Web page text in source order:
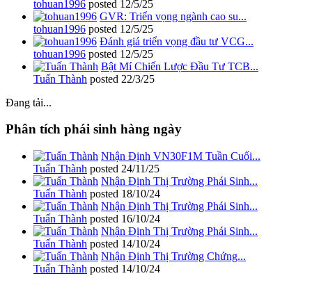
tohuan1996 posted 12/5/25
GVR: Triển vọng ngành cao su...
tohuan1996 posted 12/5/25
Đánh giá triển vọng đầu tư VCG...
tohuan1996 posted 12/5/25
Bật Mí Chiến Lược Đầu Tư TCB...
Tuấn Thành posted 22/3/25
Đang tải...
Phân tích phái sinh hàng ngày
Nhận Định VN30F1M Tuần Cuối...
Tuấn Thành posted 24/11/25
Nhận Định Thị Trường Phái Sinh...
Tuấn Thành posted 18/10/24
Nhận Định Thị Trường Phái Sinh...
Tuấn Thành posted 16/10/24
Nhận Định Thị Trường Phái Sinh...
Tuấn Thành posted 14/10/24
Nhận Định Thị Trường Chứng...
Tuấn Thành posted 14/10/24